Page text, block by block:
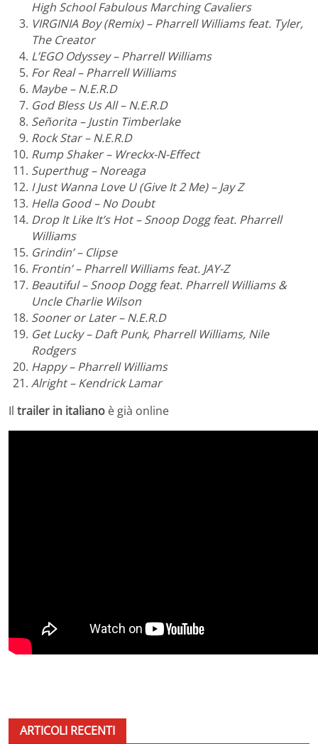
High School Fabulous Marching Cavaliers
VIRGINIA Boy (Remix) – Pharrell Williams feat. Tyler,
The Creator
L’EGO Odyssey – Pharrell Williams
For Real – Pharrell Williams
Maybe – N.E.R.D
God Bless Us All – N.E.R.D
Señorita – Justin Timberlake
Rock Star – N.E.R.D
Rump Shaker – Wreckx-N-Effect
Superthug – Noreaga
I Just Wanna Love U (Give It 2 Me) – Jay Z
Hella Good – No Doubt
Drop It Like It’s Hot – Snoop Dogg feat. Pharrell
Williams
Grindin’ – Clipse
Frontin’ – Pharrell Williams feat. JAY-Z
Beautiful – Snoop Dogg feat. Pharrell Williams &
Uncle Charlie Wilson
Sooner or Later – N.E.R.D
Get Lucky – Daft Punk, Pharrell Williams, Nile
Rodgers
Happy – Pharrell Williams
Alright – Kendrick Lamar
Il trailer in italiano è già online
ARTICOLI RECENTI